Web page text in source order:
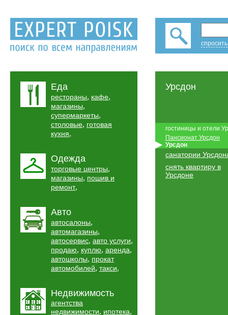
Еда
рестораны, кафе,
магазины,
супермаркеты,
столовые, готовая
кухня,
Одежда
торговые центры,
магазины, пошив и
ремонт,
Авто
автосалоны,
автомагазины,
автосервис, авто услуги,
продаю, куплю, аренда,
автошколы, прокат
автомобилей, такси,
Недвижимость
агентства
недвижимости, ипотека,
Урсдон
гостиницы и отели
Пансионат Урсдон
Урсдон
санатории
снять квартиру в
Урсдоне